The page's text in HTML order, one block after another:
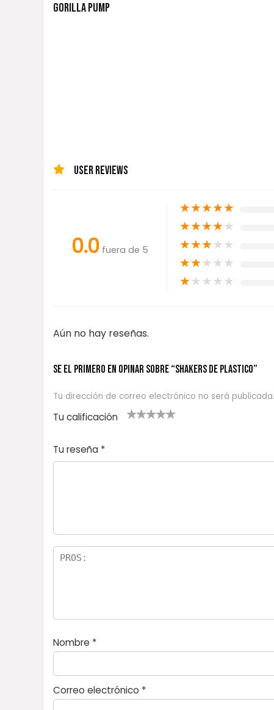
GORILLA PUMP
USER REVIEWS
0.0 fuera de 5
★★★★★
★★★★★
★★★★★
★★★★★
★★★★★
Aún no hay reseñas.
Se el primero en opinar sobre “SHAKERS DE PLASTICO”
Tu dirección de correo electrónico no será publicada.
Tu calificación
e
el
5
las
s
Tu reseña *
Nombre *
Correo electrónico *